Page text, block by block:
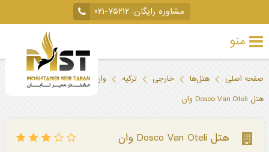
مشاوره رایگان: ۰۲۱-۷۵۲۱۲
منو
داخلی
صفحه اصلی هتل‌ها خارجی ترکیه
وان
هتل Dosco Van Oteli وان
هتل Dosco Van Oteli وان